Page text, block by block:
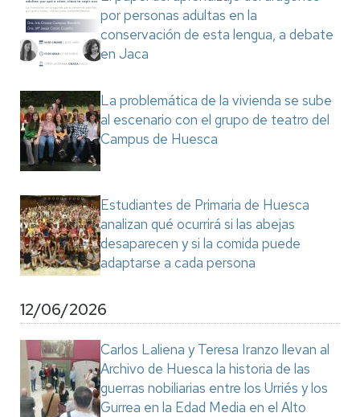
por personas adultas en la
conservación de esta lengua, a debate
en Jaca
La problemática de la vivienda se sube
al escenario con el grupo de teatro del
Campus de Huesca
Estudiantes de Primaria de Huesca
analizan qué ocurrirá si las abejas
desaparecen y si la comida puede
adaptarse a cada persona
12/06/2026
Carlos Laliena y Teresa Iranzo llevan al
Archivo de Huesca la historia de las
guerras nobiliarias entre los Urriés y los
Gurrea en la Edad Media en el Alto